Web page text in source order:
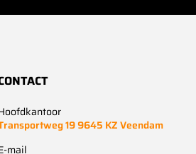
19 9645 KZ Veendam
mail